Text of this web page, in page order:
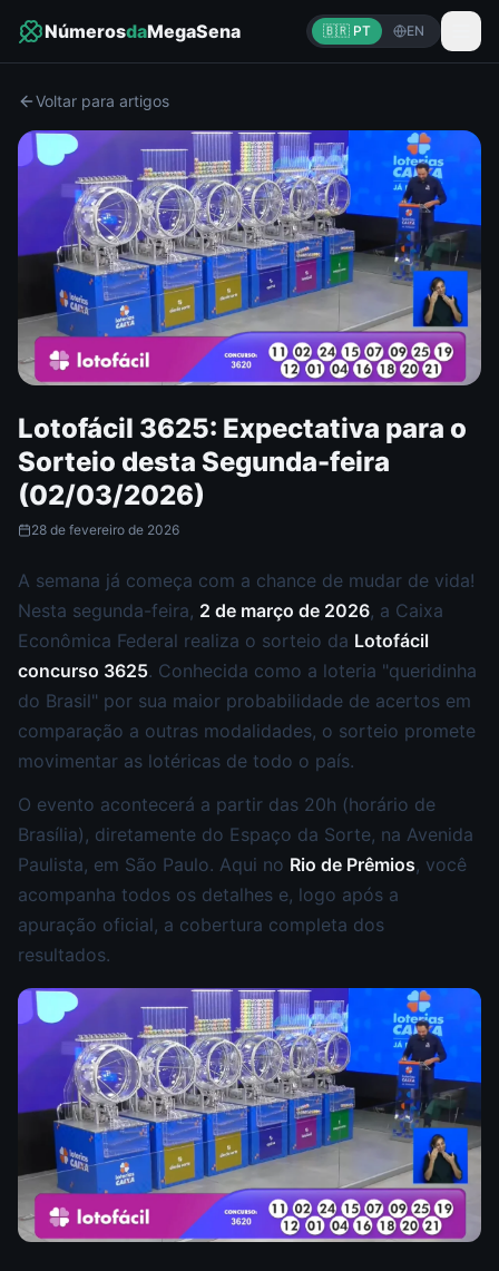
NúmerosdaMegaSena 🇧🇷 PT EN
Voltar para artigos
Lotofácil 3625: Expectativa para o
Sorteio desta Segunda-feira
(02/03/2026)
28 de fevereiro de 2026
A semana já começa com a chance de mudar de vida!
Nesta segunda-feira, 2 de março de 2026, a Caixa
Econômica Federal realiza o sorteio da Lotofácil
concurso 3625. Conhecida como a loteria "queridinha
do Brasil" por sua maior probabilidade de acertos em
comparação a outras modalidades, o sorteio promete
movimentar as lotéricas de todo o país.
O evento acontecerá a partir das 20h (horário de
Brasília), diretamente do Espaço da Sorte, na Avenida
Paulista, em São Paulo. Aqui no Rio de Prêmios, você
acompanha todos os detalhes e, logo após a
apuração oficial, a cobertura completa dos
resultados.